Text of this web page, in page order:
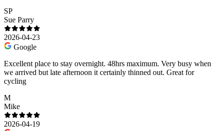
SP
Sue Parry
2026-04-23
Google
Excellent place to stay overnight. 48hrs maximum. Very busy when
we arrived but late afternoon it certainly thinned out. Great for
cycling
M
Mike
2026-04-19